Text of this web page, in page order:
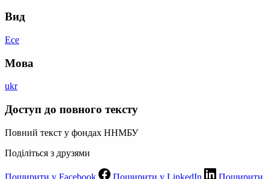
Вид
Есе
Мова
ukr
Доступ до повного тексту
Повний текст у фондах ННМБУ
Поділіться з друзями
Поширити у Facebook Поширити у LinkedIn Поширити